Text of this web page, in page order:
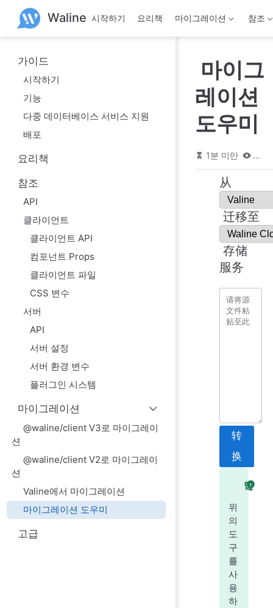
Waline 시작하기 요리책 마이그레이션 참조
가이드
시작하기
기능
다중 데이터베이스 서비스 지원
배포
요리책
참조
API
클라이언트
클라이언트 API
컴포넌트 Props
클라이언트 파일
CSS 변수
서버
API
서버 설정
서버 환경 변수
플러그인 시스템
마이그레이션
@waline/client V3로 마이그레이
션
@waline/client V2로 마이그레이
션
Valine에서 마이그레이션
마이그레이션 도우미
고급
마이그
레이션
도우미
1분 미만 ...
从
迁移至
存储
服务
转
换
팁
위
의
도
구
를
사
용
하